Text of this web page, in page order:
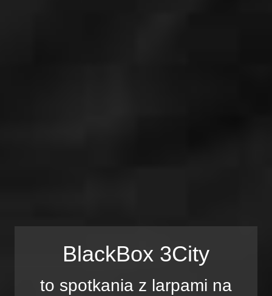
BlackBox 3City
to spotkania z larpami na